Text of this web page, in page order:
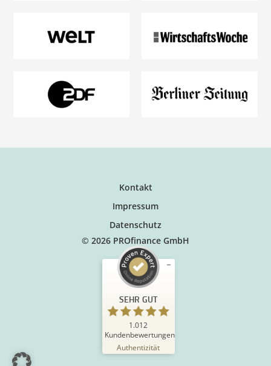
Kontakt
Impressum
Datenschutz
© 2026 PROfinance GmbH
SEHR GUT
1.012
Kundenbewertungen
Authentizität